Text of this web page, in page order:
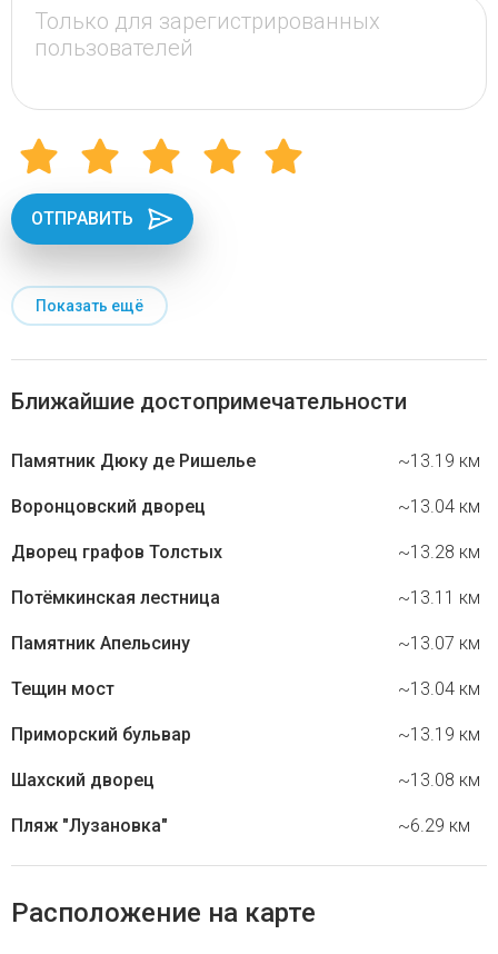
ОТПРАВИТЬ
Показать ещё
Ближайшие достопримечательности
Памятник Дюку де Ришелье ~13.19 км
Воронцовский дворец ~13.04 км
Дворец графов Толстых ~13.28 км
Потёмкинская лестница ~13.11 км
Памятник Апельсину ~13.07 км
Тещин мост ~13.04 км
Приморский бульвар ~13.19 км
Шахский дворец ~13.08 км
Пляж "Лузановка" ~6.29 км
Расположение на карте